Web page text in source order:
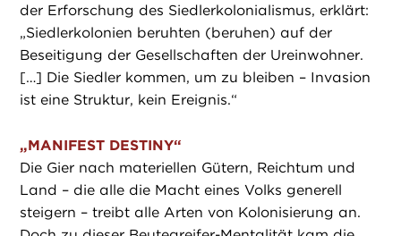
der Erforschung des Siedlerkolonialismus, erklärt:
„Siedlerkolonien beruhten (beruhen) auf der
Beseitigung der Gesellschaften der Ureinwohner.
[…] Die Siedler kommen, um zu bleiben – Invasion
ist eine Struktur, kein Ereignis.“
„MANIFEST DESTINY“
Die Gier nach materiellen Gütern, Reichtum und
Land – die alle die Macht eines Volks generell
steigern – treibt alle Arten von Kolonisierung an.